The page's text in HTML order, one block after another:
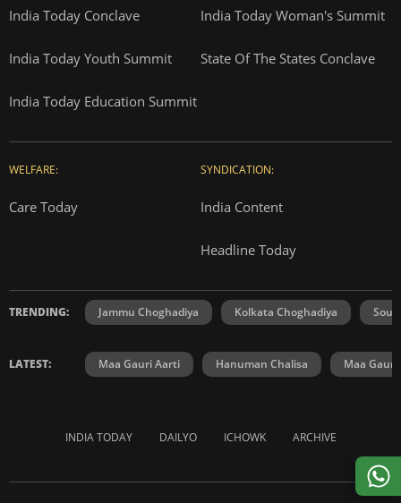
India Today Conclave India Today Woman's Summit
India Today Youth Summit State Of The States Conclave
India Today Education Summit
WELFARE:
Care Today
SYNDICATION:
India Content
Headline Today
TRENDING: Jammu Choghadiya Kolkata Choghadiya
LATEST: Maa Gauri Aarti Hanuman Chalisa Maa Gauri
INDIA TODAY DAILYO ICHOWK ARCHIVE